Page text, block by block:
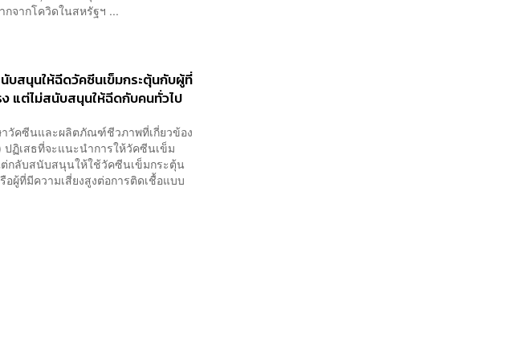
กจากโควิดในสหรัฐฯ ...
บสนุนให้ฉีดวัคซีนเข็มกระตุ้นกับผู้ที่
แต่ไม่สนับสนุนให้ฉีดกับคนทั่วไป
วัคซีนและผลิตภัณฑ์ชีวภาพที่เกี่ยวข้อง
ปฏิเสธที่จะแนะนำการให้วัคซีนเข็ม
ต่กลับสนับสนุนให้ใช้วัคซีนเข็มกระตุ้น
ผู้ที่มีความเสี่ยงสูงต่อการติดเชื้อแบบ